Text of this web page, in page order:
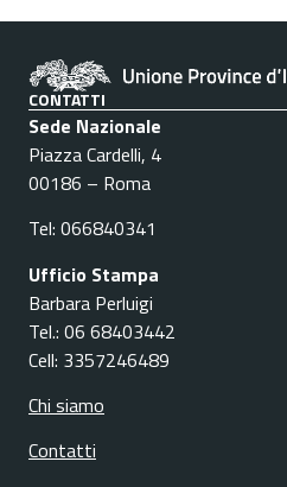
CONTATTI
Sede Nazionale
Piazza Cardelli, 4
00186 – Roma
Tel: 066840341
Ufficio Stampa
Barbara Perluigi
Tel.: 06 68403442
Cell: 3357246489
Chi siamo
Contatti